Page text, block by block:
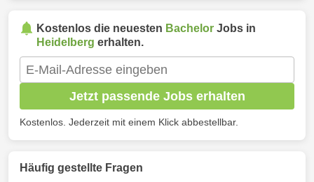
Kostenlos die neuesten Bachelor Jobs in
Heidelberg erhalten.
Jetzt passende Jobs erhalten
Kostenlos. Jederzeit mit einem Klick abbestellbar.
Häufig gestellte Fragen